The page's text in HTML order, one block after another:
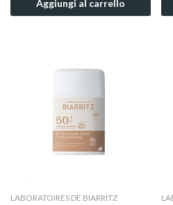
Aggiungi al carrello
LABORATOIRES DE BIARRITZ